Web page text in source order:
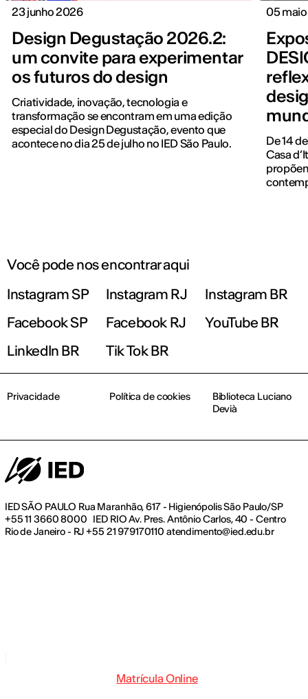
Matrícula Online
23 junho 2026
Design Degustação 2026.2:
um convite para experimentar
os futuros do design
Criatividade, inovação, tecnologia e
transformação se encontram em uma edição
especial do Design Degustação, evento que
acontece no dia 25 de julho no IED São Paulo.
05
De 14
Casa
Você pode nos encontrar aqui
Instagram SP
Instagram RJ
Instagram BR
Facebook SP
Facebook RJ
YouTube BR
LinkedIn BR
Tik Tok BR
IED SÃO PAULO Rua Maranhão, 617 - Higienópolis São Paulo/SP
+55 11 3660 8000 IED RIO Av. Pres. Antônio Carlos, 40 - Centro
Rio de Janeiro - RJ +55 21 979170110 atendimento@ied.edu.br
Privacidade Política de cookies
Biblioteca Luciano
Devià